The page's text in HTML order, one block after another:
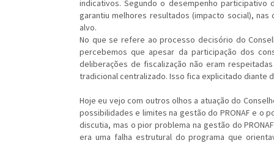
indicativos. Segundo o desempenho participativo
garantiu melhores resultados (impacto social),
alvo.
No que se refere ao processo decisório do
percebemos que apesar da participação dos
deliberações de fiscalização não eram
tradicional centralizado. Isso fica explicitado
Hoje eu vejo com outros olhos a atuação do
possibilidades e limites na gestão do PRONAF e o
discutia, mas o pior problema na gestão do
era uma falha estrutural do programa que